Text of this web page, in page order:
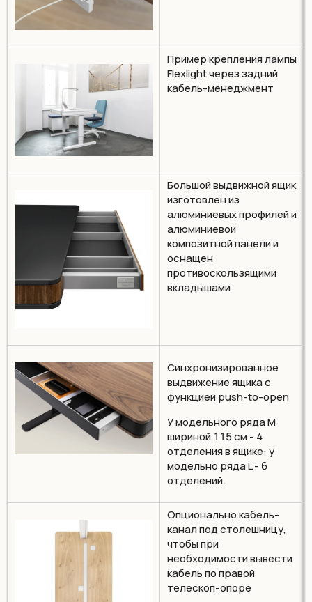
Пример крепления лампы
Flexlight через задний
кабель-менеджмент
Большой выдвижной ящик
изготовлен из
алюминиевых профилей и
алюминиевой
композитной панели и
оснащен
противоскользящими
вкладышами
Синхронизированное
выдвижение ящика с
функцией push-to-open
У модельного ряда M
шириной 115 см - 4
отделения в ящике: у
модельно ряда L - 6
отделений.
Опционально кабель-
канал под столешницу,
чтобы при
необходимости вывести
кабель по правой
телескоп-опоре